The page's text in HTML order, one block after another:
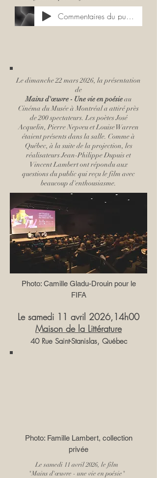
Commentaires du public - 16 mars 2026 MNBAQ
Le dimanche 22 mars 2026, la présentation
de
Mains d'œuvre - Une vie en poésieau
Cinéma du Musée à Montréal a attiré près
de 200 spectateurs. Les poètes José
Acquelin, Pierre Nepveu et Louise Warren
étaient présents dans la salle. Comme à
Québec, à la suite de la projection, les
réalisateurs Jean-Philippe Dupuis et
Vincent Lambert ont répondu aux
questions du public qui reçu le film avec
beaucoup d'enthousiasme.
Photo: Camille Gladu-Drouin pour le
FIFA
Le samedi 11 avril 2026,14h00
Maison de la Littérature
40 Rue Saint-Stanislas, Québec
Photo: Famille Lambert, collection
privée
Le samedi 11 avril 2026, le film
"Mains d'œuvre - une vie en poésie"